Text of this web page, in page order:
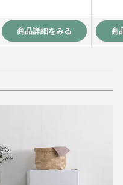
商品詳細をみる 商